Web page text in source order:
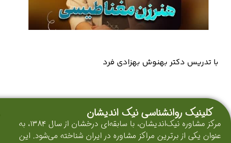
با تدریس دکتر بهنوش بهزادی فرد
کلینیک روانشناسی نیک اندیشان
مرکز مشاوره نیک‌اندیشان، با سابقه‌ای درخشان از سال ۱۳۸۴، به
عنوان یکی از برترین مراکز مشاوره در ایران شناخته می‌شود. این